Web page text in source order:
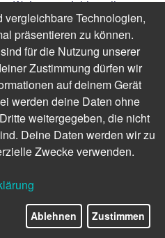
wie Sie Führungsleitbilder
in Ihrem
Gestalten Sie die
langfristigen Erfolg zu
als Kaufmännischer Leiter
den nachhaltigen
Erfolg Ihres
Weiterbildung der TÜV
Technologien,
präsentieren zu können.
für die Nutzung unserer
Zustimmung dürfen wir
auf deinem Gerät
werden deine Daten ohne
weitergegeben, die nicht
Deine Daten werden wir zu
Zwecke verwenden.
Ablehnen Zustimmen